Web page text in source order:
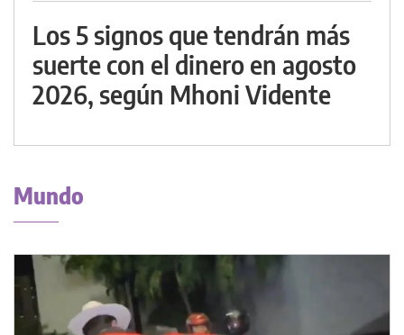
Los 5 signos que tendrán más
suerte con el dinero en agosto
2026, según Mhoni Vidente
Mundo